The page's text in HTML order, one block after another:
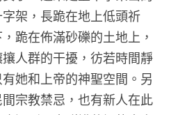
架，長跪在地上低頭祈
跪在佈滿砂礫的土地上，
人群的干擾，彷若時間靜
她和上帝的神聖空間。另
宗教禁忌，也有新人在此